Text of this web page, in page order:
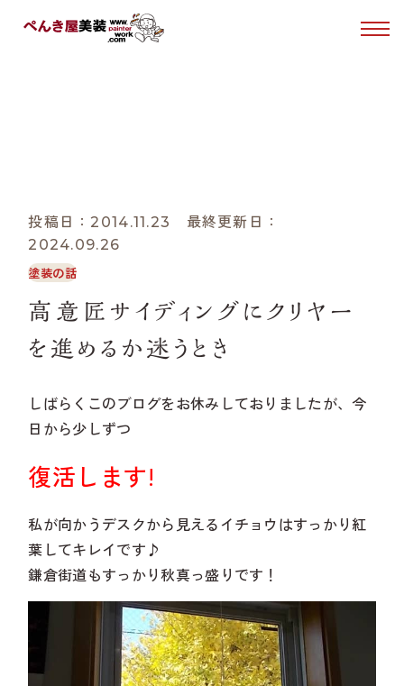
施工事例
お客様の声
受付時間 10:00〜15:00（日・月曜日定休）
まずは相談してみる
投稿日：2014.11.23 最終更新日：
2024.09.26
塗装の話
高意匠サイディングにクリヤー
を進めるか迷うとき
しばらくこのブログをお休みしておりましたが、今
日から少しずつ
復活します!
私が向かうデスクから見えるイチョウはすっかり紅
葉してキレイです♪
鎌倉街道もすっかり秋真っ盛りです！